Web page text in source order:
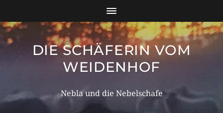
DIE SCHÄFERIN VOM
WEIDENHOF
Nebla und die Nebelschafe